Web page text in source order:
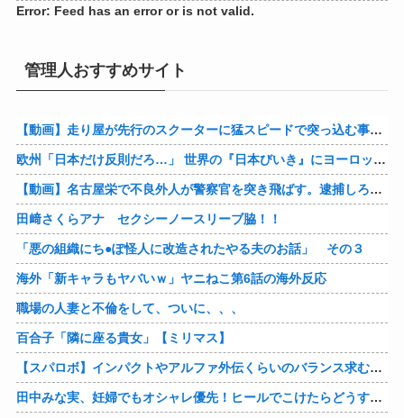
Error: Feed has an error or is not valid.
管理人おすすめサイト
【動画】走り屋が先行のスクーターに猛スピードで突っ込む事故。
欧州「日本だけ反則だろ…」 世界の『日本びいき』にヨーロッパ全土から不満の声
【動画】名古屋栄で不良外人が警察官を突き飛ばす。逮捕しろやｗｗｗ
田﨑さくらアナ セクシーノースリーブ脇！！
「悪の組織にち●ぽ怪人に改造されたやる夫のお話」 その３
海外「新キャラもヤバいｗ」ヤニねこ第6話の海外反応
職場の人妻と不倫をして、ついに、、、
百合子「隣に座る貴女」【ミリマス】
【スパロボ】インパクトやアルファ外伝くらいのバランス求む！！ → インパクトも最終的にはコアブースターで雑魚は一撃で倒せてたけどね
田中みな実、妊婦でもオシャレ優先！ヒールでこけたらどうすんのｗ